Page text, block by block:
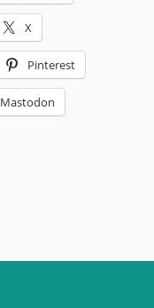
X
Pinterest
Mastodon